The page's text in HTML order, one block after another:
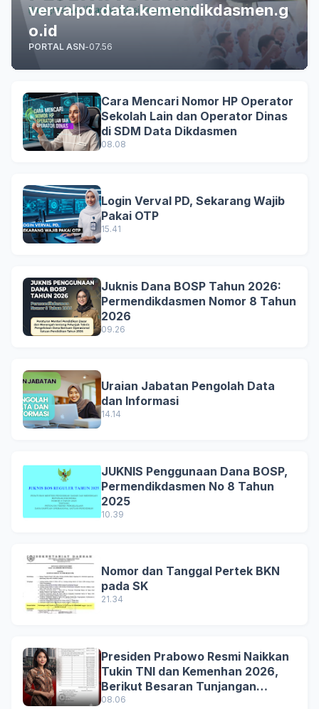
vervalpd.data.kemendikdasmen.g
o.id
PORTAL ASN-07.56
Cara Mencari Nomor HP Operator
Sekolah Lain dan Operator Dinas
di SDM Data Dikdasmen
08.08
Login Verval PD, Sekarang Wajib
Pakai OTP
15.41
Juknis Dana BOSP Tahun 2026:
Permendikdasmen Nomor 8 Tahun
2026
09.26
Uraian Jabatan Pengolah Data
dan Informasi
14.14
JUKNIS Penggunaan Dana BOSP,
Permendikdasmen No 8 Tahun
2025
10.39
Nomor dan Tanggal Pertek BKN
pada SK
21.34
Presiden Prabowo Resmi Naikkan
Tukin TNI dan Kemenhan 2026,
Berikut Besaran Tunjangan
Terbaru
08.06